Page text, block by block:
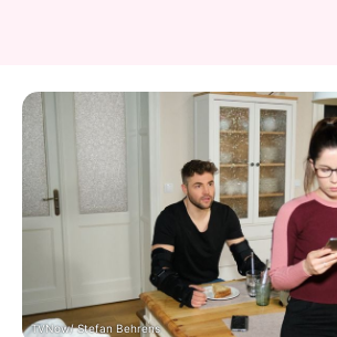
TVNow/ Stefan Behrens